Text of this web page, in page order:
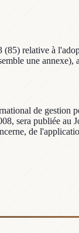
relative à
une annexe),
de
sera publiée
de